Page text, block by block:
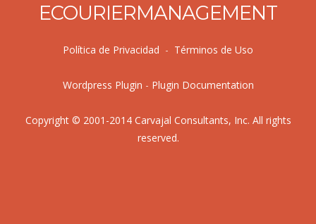
ECOURIERMANAGEMENT
Política de Privacidad - Términos de Uso
Wordpress Plugin - Plugin Documentation
Copyright © 2001-2014 Carvajal Consultants, Inc. All rights
reserved.